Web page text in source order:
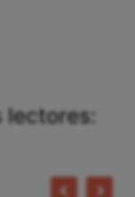
lectores: